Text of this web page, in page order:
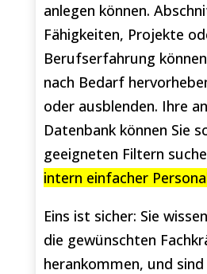
anlegen können.
Fähigkeiten, Projekte
Berufserfahrung
nach Bedarf
oder ausblenden. Ihre
Datenbank können Sie
geeigneten Filtern
intern einfacher
Eins ist sicher: Sie
die gewünschten
herankommen, und